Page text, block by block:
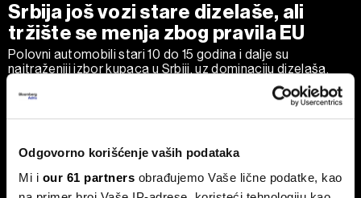
Odgovorno korišćenje vaših podataka
Mi i our 61 partners obrađujemo Vaše lične podatke, kao
Srbija još vozi stare dizelaše, ali
tržište se menja zbog pravila EU
Polovni automobili stari 10 do 15 godina i dalje su
najtraženiji izbor kupaca u Srbiji, uz dominaciju dizelaša.